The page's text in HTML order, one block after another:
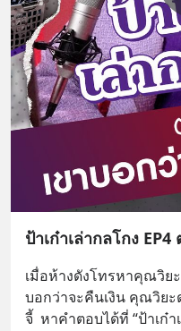
ป้าเก๋าเล่ากลโกง
เมื่อห้างดังโทรหาคุณวิย
บอกว่าจะคืนเงิน คุณวิยะ
จี้  หาคำตอบได้ที่ “ป้าเก๋า